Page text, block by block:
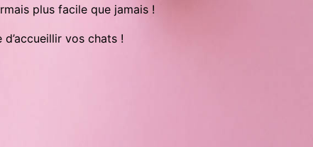
plus facile que jamais !
vos chats !